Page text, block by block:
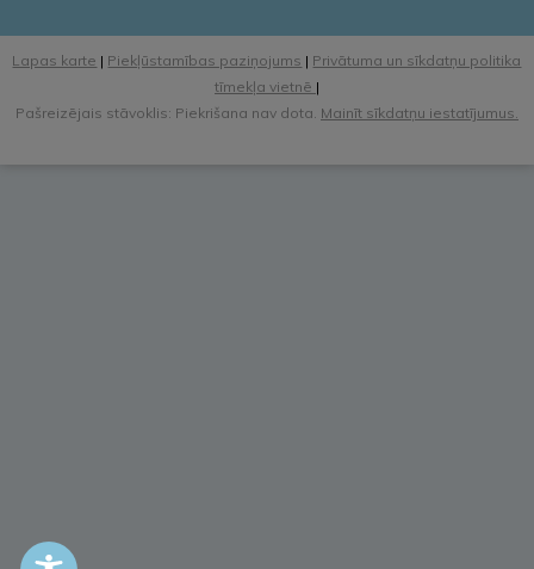
Lapas karte | Piekļūstamības paziņojums | Privātuma un sīkdatņu politika
tīmekļa vietnē |
Pašreizējais stāvoklis: Piekrišana nav dota. Mainīt sīkdatņu iestatījumus.